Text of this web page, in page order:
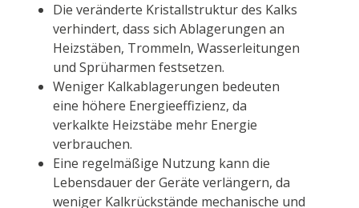
Die veränderte Kristallstruktur des Kalks
verhindert, dass sich Ablagerungen an
Heizstäben, Trommeln, Wasserleitungen
und Sprüharmen festsetzen.
Weniger Kalkablagerungen bedeuten
eine höhere Energieeffizienz, da
verkalkte Heizstäbe mehr Energie
verbrauchen.
Eine regelmäßige Nutzung kann die
Lebensdauer der Geräte verlängern, da
weniger Kalkrückstände mechanische und